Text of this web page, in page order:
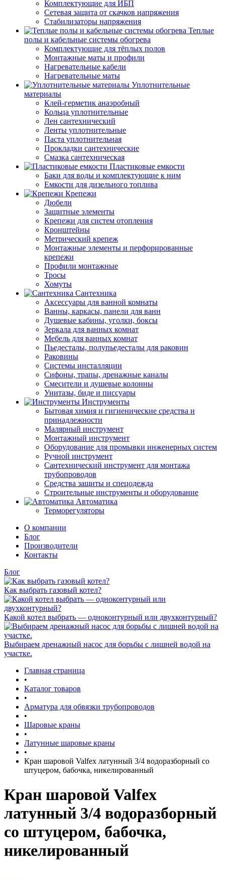
Комплектующие для ИБП
Сетевая защита от скачков напряжения
Стабилизаторы напряжения
Теплые
полы и кабельные системы обогрева
Комплектующие для тёплых полов
Монтажные маты и профили
Нагревательные кабели
Нагревательные маты
Уплотнительные
материалы
Клей-герметик анаэробный
Кольца уплотнительные
Лен сантехнический
Ленты уплотнительные
Паста уплотнительная
Прокладки сантехнические
Смазка сантехническая
Пластиковые емкости
Баки для воды и комплектующие к ним
Емкости для дизельного топлива
Крепежи
Дюбели
Защитные элементы
Крепежи для систем отопления
Кронштейны
Метрический крепеж
Монтажные элементы и перфорированные
крепежи
Профили монтажные
Тросы
Хомуты
Сантехника
Аксессуары для ванной комнаты
Ванны, каркасы, панели для ванн
Душевые кабины, уголки, боксы
Зеркала для ванных комнат
Мебель для ванных комнат
Пьедесталы, полупьедесталы для раковин
Раковины
Системы инсталляции
Сифоны, трапы, дренажные каналы
Смесители и душевые колонны
Унитазы, биде и писсуары
Инструменты
Бытовая химия и гигиенические средства и
принадлежности
Малярный инструмент
Монтажный инструмент
Оборудование для промывки инженерных систем
Ручной инструмент
Сантехнический инструмент для монтажа
трубопроводов
Средства защиты и спецодежда
Строительные инструменты и оборудование
Автоматика
Терморегуляторы
О компании
Блог
Производители
Контакты
Блог
Как выбрать газовый котел?
Какой котел выбрать — одноконтурный или двухконтурный?
Выбираем дренажный насос для борьбы с лишней водой на
участке.
Главная страница
•
Каталог товаров
•
Арматура для обвязки трубопроводов
•
Шаровые краны
•
Латунные шаровые краны
•
Кран шаровой Valfex латунный 3/4 водоразборный со
штуцером, бабочка, никелированный
Кран шаровой Valfex
латунный 3/4 водоразборный
со штуцером, бабочка,
никелированный